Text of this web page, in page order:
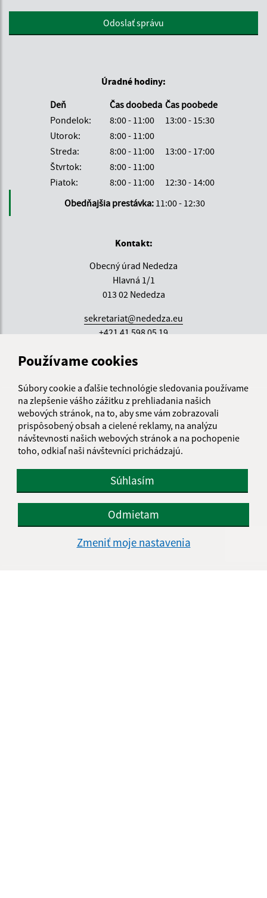
Používame cookies
Súbory cookie a ďalšie technológie sledovania používame
na zlepšenie vášho zážitku z prehliadania našich
webových stránok, na to, aby sme vám zobrazovali
prispôsobený obsah a cielené reklamy, na analýzu
návštevnosti našich webových stránok a na pochopenie
toho, odkiaľ naši návštevníci prichádzajú.
Súhlasím
Odmietam
Zmeniť moje nastavenia
Google reCaptcha ResponseOdoslať správu
Úradné hodiny:
Deň
Čas doobeda Čas poobede
Pondelok:
8:00 - 11:00
13:00 - 15:30
Utorok:
8:00 - 11:00
Streda:
8:00 - 11:00
13:00 - 17:00
Štvrtok:
8:00 - 11:00
Piatok:
8:00 - 11:00
12:30 - 14:00
Obedňajšia prestávka: 11:00 - 12:30
Kontakt:
Obecný úrad Nededza
Hlavná 1/1
013 02 Nededza
sekretariat@nededza.eu
+421 41 598 05 19
IČO: 00 321 516